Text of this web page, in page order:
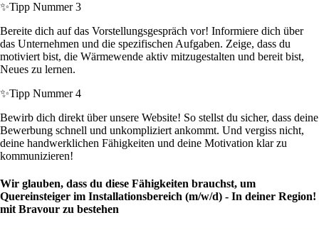
✨Tipp Nummer 3
Bereite dich auf das Vorstellungsgespräch vor! Informiere dich über
das Unternehmen und die spezifischen Aufgaben. Zeige, dass du
motiviert bist, die Wärmewende aktiv mitzugestalten und bereit bist,
Neues zu lernen.
✨Tipp Nummer 4
Bewirb dich direkt über unsere Website! So stellst du sicher, dass deine
Bewerbung schnell und unkompliziert ankommt. Und vergiss nicht,
deine handwerklichen Fähigkeiten und deine Motivation klar zu
kommunizieren!
Wir glauben, dass du diese Fähigkeiten brauchst, um
Quereinsteiger im Installationsbereich (m/w/d) - In deiner Region!
mit Bravour zu bestehen